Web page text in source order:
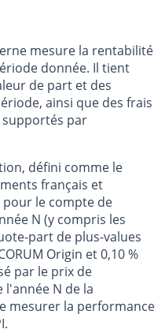
mesure la rentabilité
donnée. Il tient
de part et des
ainsi que des frais
par
défini comme le
français et
le compte de
N (y compris les
part de plus-values
Origin et 0,10 %
par le prix de
N de la
mesurer la performance